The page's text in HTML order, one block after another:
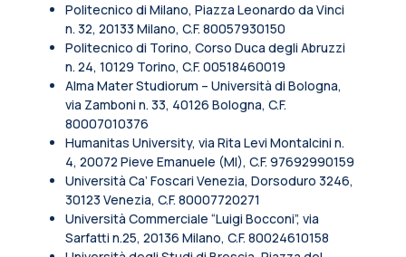
Politecnico di Milano, Piazza Leonardo da Vinci
n. 32, 20133 Milano, C.F. 80057930150
Politecnico di Torino, Corso Duca degli Abruzzi
n. 24, 10129 Torino, C.F. 00518460019
Alma Mater Studiorum – Università di Bologna,
via Zamboni n. 33, 40126 Bologna, C.F.
80007010376
Humanitas University, via Rita Levi Montalcini n.
4, 20072 Pieve Emanuele (MI), C.F. 97692990159
Università Ca’ Foscari Venezia, Dorsoduro 3246,
30123 Venezia, C.F. 80007720271
Università Commerciale “Luigi Bocconi”, via
Sarfatti n.25, 20136 Milano, C.F. 80024610158